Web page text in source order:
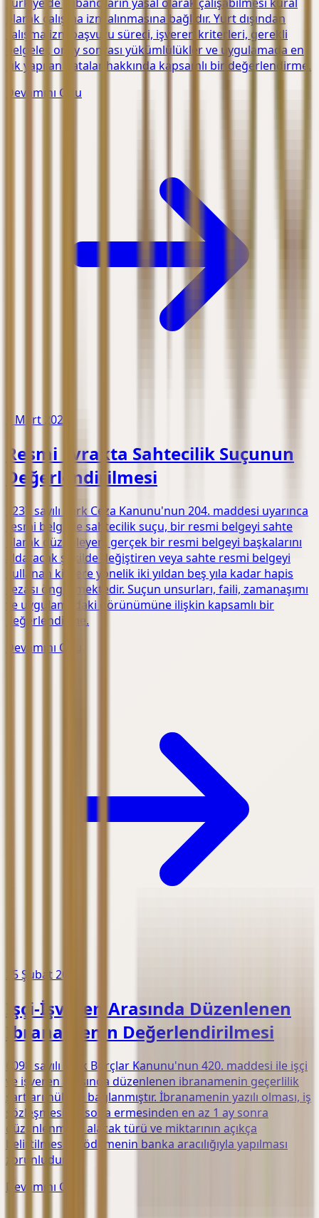
olarak çalışma izni alınmasına bağlıdır. Yurt dışından
çalışma izni başvuru süreci, işveren kriterleri, gerekli
belgeler, onay sonrası yükümlülükler ve uygulamada en
sık yapılan hatalar hakkında kapsamlı bir değerlendirme.
Devamını Oku
5 Mart 2026
Resmi Evrakta Sahtecilik Suçunun
Değerlendirilmesi
5237 sayılı Türk Ceza Kanunu'nun 204. maddesi uyarınca
resmi belgede sahtecilik suçu, bir resmi belgeyi sahte
olarak düzenleyen, gerçek bir resmi belgeyi başkalarını
aldatacak şekilde değiştiren veya sahte resmi belgeyi
kullanan kişilere yönelik iki yıldan beş yıla kadar hapis
cezası öngörmektedir. Suçun unsurları, faili, zamanaşımı
ve uygulamadaki görünümüne ilişkin kapsamlı bir
değerlendirme.
Devamını Oku
25 Şubat 2026
İşçi-İşveren Arasında Düzenlenen
İbranamenin Değerlendirilmesi
6098 sayılı Türk Borçlar Kanunu'nun 420. maddesi ile işçi
ve işveren arasında düzenlenen ibranamenin geçerlilik
şartları hükme bağlanmıştır. İbranamenin yazılı olması, iş
sözleşmesinin sona ermesinden en az 1 ay sonra
düzenlenmesi, alacak türü ve miktarının açıkça
belirtilmesi ve ödemenin banka aracılığıyla yapılması
zorunludur.
Devamını Oku